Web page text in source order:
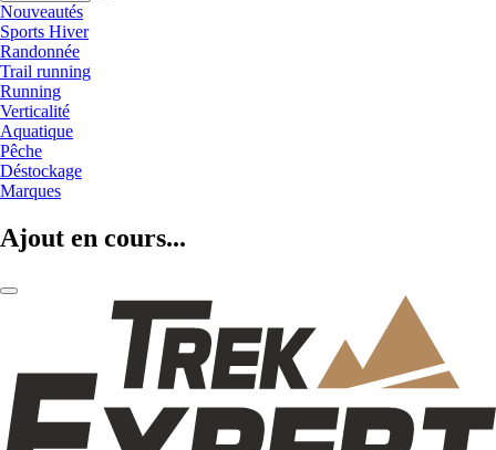
Nouveautés
Sports Hiver
Randonnée
Trail running
Running
Verticalité
Aquatique
Pêche
Déstockage
Marques
Ajout en cours...